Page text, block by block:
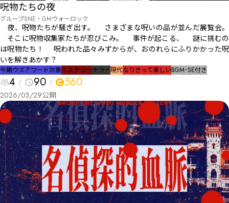
呪物たちの夜
グループSNE・GMウォーロック
夜、呪物たちが騒ぎ出す。 さまざまな呪いの品が並んだ展覧会。
そこに呪物収集家たちが忍びこみ。 ――事件が起こる、 謎に挑むの
は呪物たち！ 呪われた品々みずからが、おのれらにふりかかった呪
いを解きあかす？
今期ウズアワード対象ミステリーホラー現代なりきって楽しいBGM･SE付き
4 90 560
2026/05/29公開